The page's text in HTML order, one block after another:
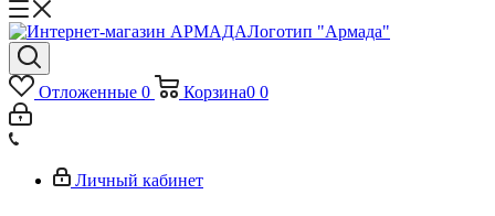
Логотип "Армада"
Отложенные 0 Корзина0 0
Личный кабинет